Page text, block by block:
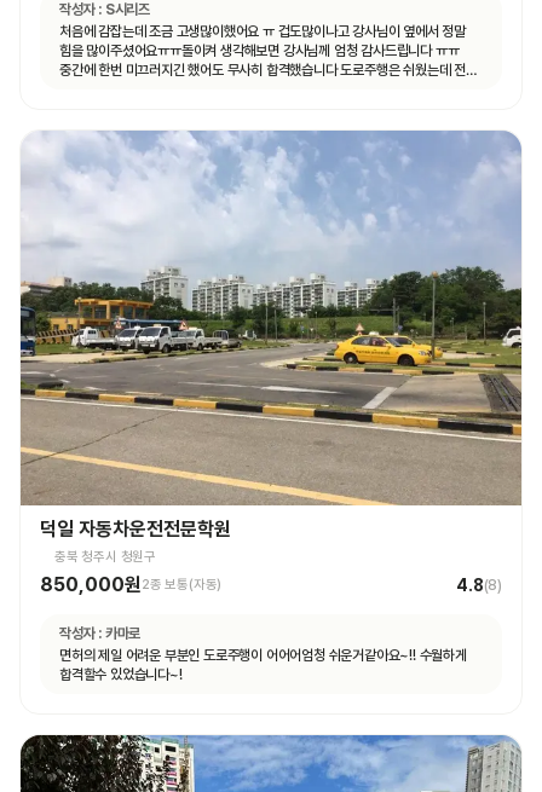
작성자 : S시리즈
처음에 감잡는데 조금 고생많이했어요 ㅠ 겁도많이나고 강사님이 옆에서 정말
힘을 많이주셨어요ㅠㅠ돌이켜 생각해보면 강사님께 엄청 감사드립니다 ㅠㅠ
중간에 한번 미끄러지긴 했어도 무사히 합격했습니다 도로주행은 쉬웠는데 전
덕일 자동차운전전문학원
충북 청주시 청원구
850,000원2종 보통(자동) 4.8(8)
작성자 : 카마로
면허의 제일 어려운 부분인 도로주행이 어어어엄청 쉬운거같아요~!! 수월하게
합격할수 있었습니다~!